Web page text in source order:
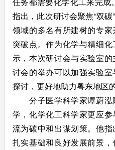
指出，此次研讨会聚焦“双
领域的多名有所建树的专
突破点。作为化学与精细
示，本次研讨会与实验室
讨会的举办可以加强实验
探讨，更好地助力粤东地区
分子医学科学家谭蔚泓
学，化学化工科学家更应
流为碳中和出谋划策。他
扎实基础和良好发展前景